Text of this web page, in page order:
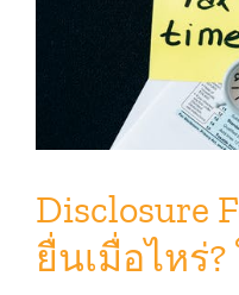
คุณสมบัติ​
บทความ
คู่มือการใช้งาน
Disclosure
ยื่นเมื่อไหร่